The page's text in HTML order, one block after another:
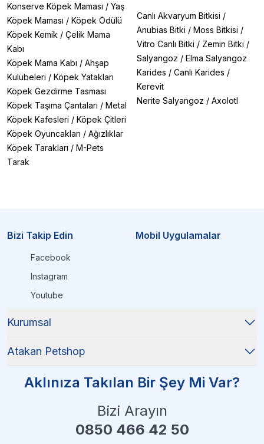
Konserve Köpek Maması / Yaş
Köpek Maması / Köpek Ödülü
Köpek Kemik / Çelik Mama
Kabı
Köpek Mama Kabı / Ahşap
Kulübeleri / Köpek Yatakları
Köpek Gezdirme Tasması
Köpek Taşıma Çantaları / Metal
Köpek Kafesleri / Köpek Çitleri
Köpek Oyuncakları / Ağızlıklar
Köpek Tarakları / M-Pets
Tarak
Canlı Akvaryum Bitkisi /
Anubias Bitki / Moss Bitkisi /
Vitro Canlı Bitki / Zemin Bitki /
Salyangoz / Elma Salyangoz
Karides / Canlı Karides /
Kerevit
Nerite Salyangoz / Axolotl
Bizi Takip Edin
Facebook
Instagram
Youtube
Mobil Uygulamalar
Kurumsal
Atakan Petshop
Aklınıza Takılan Bir Şey Mi Var?
Bizi Arayın
0850 466 42 50